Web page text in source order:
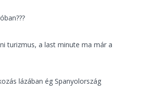
turizmus, a last minute ma már a
lázában ég Spanyolország